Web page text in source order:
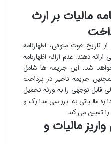
مالیات بر ارث
از تاریخ فوت متوفی، اظهارنامه
ارائه دهند. عدم ارائه اظهارنامه
شد. این جریمه ها شامل
جریمه تاخیر در پرداخت
قابل توجهی را به ورثه تحمیل
مالیاتی به بررسی مدارک و
تعیین می کند.
مالیات و